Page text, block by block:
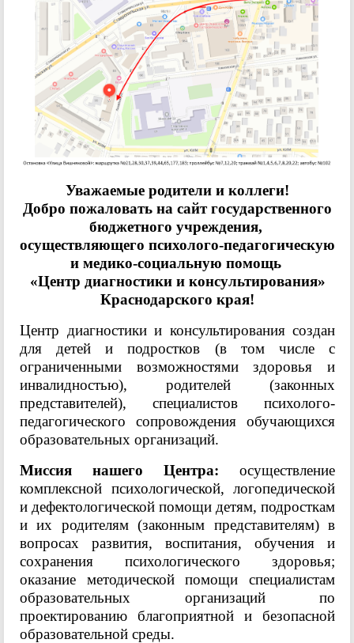
Уважаемые родители и коллеги!
Добро пожаловать на сайт государственного
бюджетного учреждения,
осуществляющего психолого-педагогическую
и медико-социальную помощь
«Центр диагностики и консультирования»
Краснодарского края!
Центр диагностики и консультирования создан
для детей и подростков (в том числе с
ограниченными возможностями здоровья и
инвалидностью), родителей (законных
представителей), специалистов психолого-
педагогического сопровождения обучающихся
образовательных организаций.
Миссия нашего Центра: осуществление
комплексной психологической, логопедической
и дефектологической помощи детям, подросткам
и их родителям (законным представителям) в
вопросах развития, воспитания, обучения и
сохранения психологического здоровья;
оказание методической помощи специалистам
образовательных организаций по
проектированию благоприятной и безопасной
образовательной среды.